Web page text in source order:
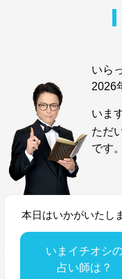
いら
2026
いま
ただ
です。
本日はいかがいたし
いまイチオシ
占い師は？